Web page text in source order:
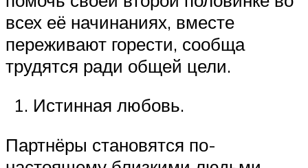
всех её начинаниях, вместе
переживают горести, сообща
трудятся ради общей цели.
Истинная любовь.
Партнёры становятся по-